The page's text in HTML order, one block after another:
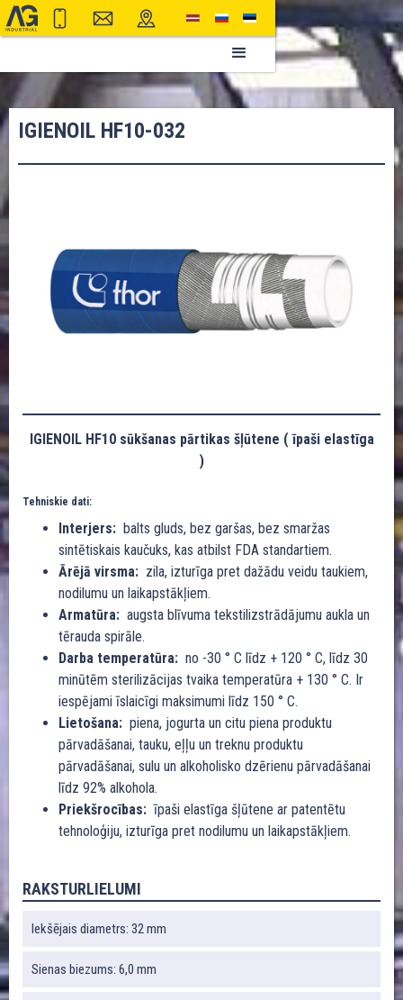
IGIENOIL HF10-032
IGIENOIL HF10 sūkšanas pārtikas šļūtene ( īpaši elastīga
)
Tehniskie dati:
Interjers: balts gluds, bez garšas, bez smaržas
sintētiskais kaučuks, kas atbilst FDA standartiem.
Ārējā virsma: zila, izturīga pret dažādu veidu taukiem,
nodilumu un laikapstākļiem.
Armatūra: augsta blīvuma tekstilizstrādājumu aukla un
tērauda spirāle.
Darba temperatūra: no -30 ° C līdz + 120 ° C, līdz 30
minūtēm sterilizācijas tvaika temperatūra + 130 ° C. Ir
iespējami īslaicīgi maksimumi līdz 150 ° C.
Lietošana: piena, jogurta un citu piena produktu
pārvadāšanai, tauku, eļļu un treknu produktu
pārvadāšanai, sulu un alkoholisko dzērienu pārvadāšanai
līdz 92% alkohola.
Priekšrocības: īpaši elastīga šļūtene ar patentētu
tehnoloģiju, izturīga pret nodilumu un laikapstākļiem.
RAKSTURLIELUMI
Iekšējais diametrs: 32 mm
Sienas biezums: 6,0 mm